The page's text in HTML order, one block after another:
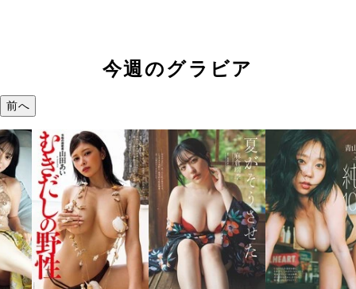
今週のグラビア
前へ
溝端 葵『もう
つの、あおい
で。』